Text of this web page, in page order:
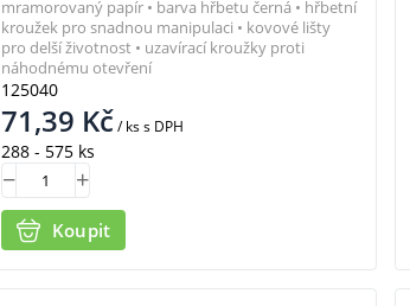
125040
71,39 Kč/ kss DPH
288 - 575 ks
Koupit
mramorovaný papír • barva hřbetu černá • hřbetní
kroužek pro snadnou manipulaci • kovové lišty
pro delší životnost • uzavírací kroužky proti
náhodnému otevření